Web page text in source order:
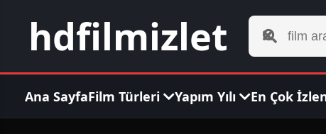
hdfilmizlet
Ana SayfaFilm Türleri Yapım Yılı En Çok